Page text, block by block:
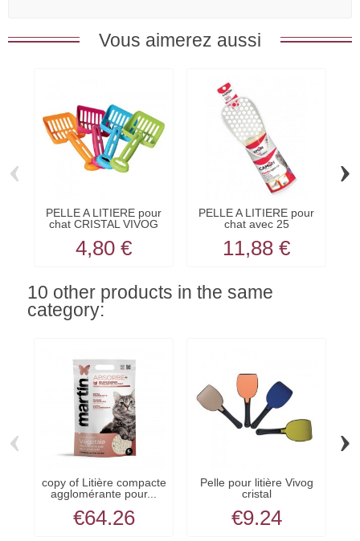
Vous aimerez aussi
PELLE A LITIERE pour
chat CRISTAL VIVOG
4,80 €
PELLE A LITIERE pour
chat avec 25
11,88 €
‹ ›
10 other products in the same
category:
copy of Litière compacte
agglomérante pour...
€64.26
Pelle pour litière Vivog
cristal
€9.24
‹ ›